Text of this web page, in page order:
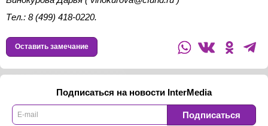
Тел.: 8 (499) 418-0220.
Оставить замечание
Подписаться на новости InterMedia
Подписаться